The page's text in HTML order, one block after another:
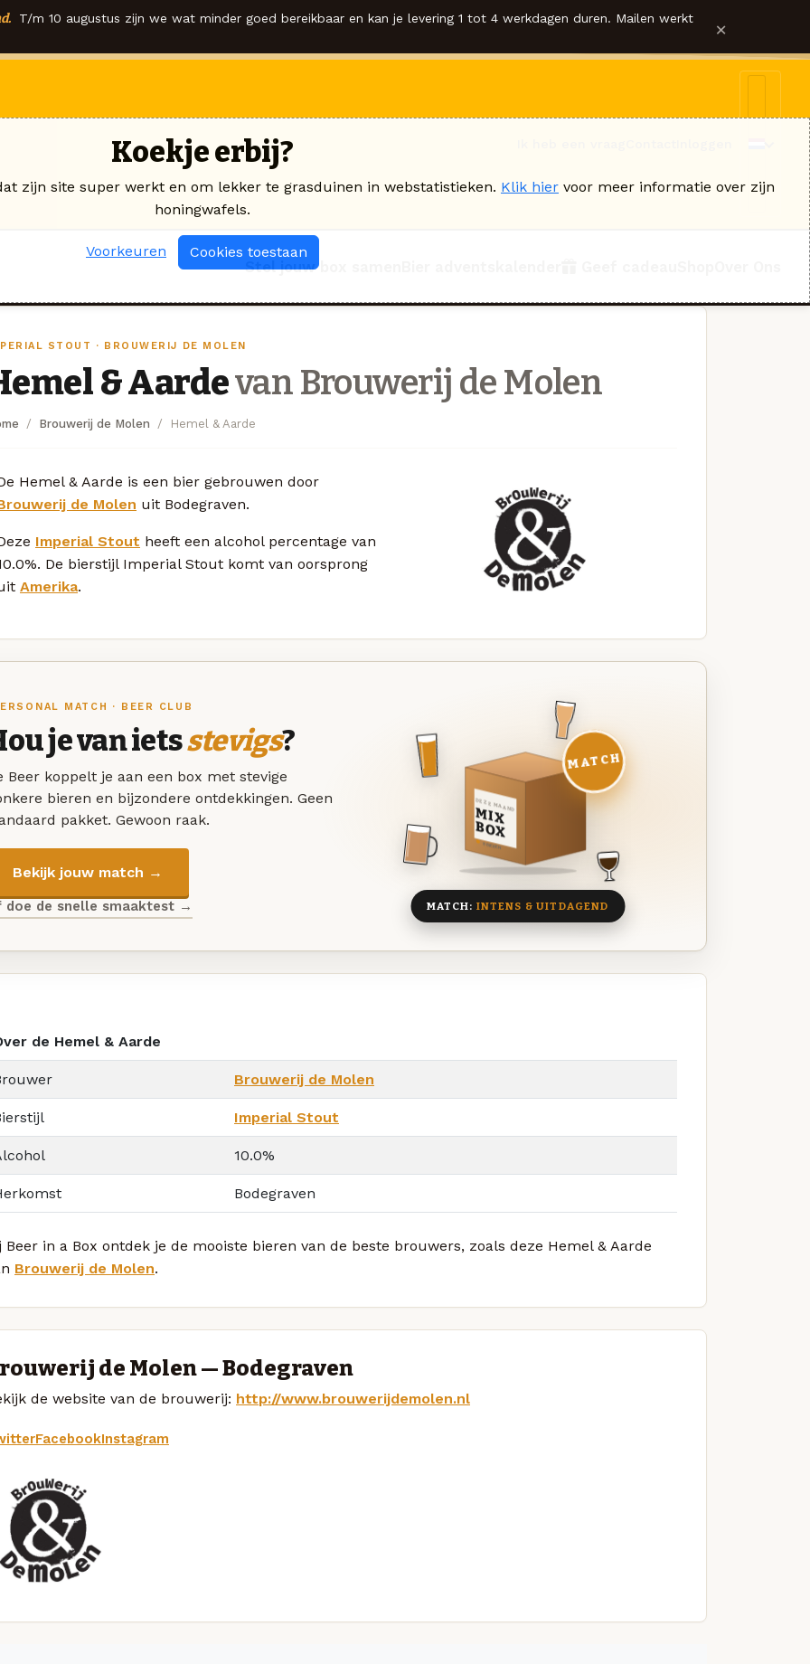
T/m 10 augustus zijn we wat minder goed bereikbaar en kan je levering 1 tot 4 werkdagen duren. Mailen werkt ×
Stel jouw box samen
STOUT · BROUWERIJ DE MOLEN
& Aardevan Brouwerij de Molen
Brouwerij de Molen Hemel & Aarde
Hemel & Aarde is een bier gebrouwen door
de Molen uit Bodegraven.
Imperial Stout heeft een alcohol percentage van
De bierstijl Imperial Stout komt van oorsprong
Amerika.
MATCH · BEER CLUB
je van ietsstevigs?
Beer koppelt je aan een box met stevige
bieren en bijzondere ontdekkingen. Geen
pakket. Gewoon raak.
Bekijk jouw match →
doe de snelle smaaktest →
DEZE MAAND
MIX
BOX
8 BIEREN
MATCH
MATCH: INTENS & UITDAGEND
de Hemel & Aarde
Brouwerij de Molen
Imperial Stout
10.0%
Bodegraven
Beer in a Box ontdek je de mooiste bieren van de beste brouwers, zoals deze Hemel & Aarde
Brouwerij de Molen.
de Molen — Bodegraven
de website van de brouwerij: http://www.brouwerijdemolen.nl
FacebookInstagram
Koekje erbij?
zijn site super werkt en om lekker te grasduinen in webstatistieken. Klik hier voor meer informatie over zijn
honingwafels.
Voorkeuren Cookies toestaan